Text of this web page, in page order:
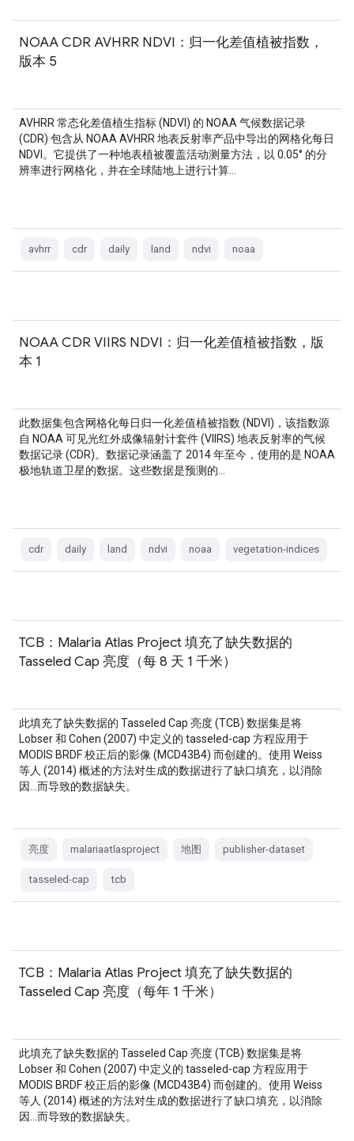
NOAA CDR AVHRR NDVI：归一化差值植被指数，
版本 5
AVHRR 常态化差值植生指标 (NDVI) 的 NOAA 气候数据记录
(CDR) 包含从 NOAA AVHRR 地表反射率产品中导出的网格化每日
NDVI。它提供了一种地表植被覆盖活动测量方法，以 0.05° 的分
辨率进行网格化，并在全球陆地上进行计算…
avhrr cdr daily land ndvi noaa
NOAA CDR VIIRS NDVI：归一化差值植被指数，版
本 1
此数据集包含网格化每日归一化差值植被指数 (NDVI)，该指数源
自 NOAA 可见光红外成像辐射计套件 (VIIRS) 地表反射率的气候
数据记录 (CDR)。数据记录涵盖了 2014 年至今，使用的是 NOAA
极地轨道卫星的数据。这些数据是预测的…
cdr daily land ndvi noaa vegetation-indices
TCB：Malaria Atlas Project 填充了缺失数据的
Tasseled Cap 亮度（每 8 天 1 千米）
此填充了缺失数据的 Tasseled Cap 亮度 (TCB) 数据集是将
Lobser 和 Cohen (2007) 中定义的 tasseled-cap 方程应用于
MODIS BRDF 校正后的影像 (MCD43B4) 而创建的。使用 Weiss
等人 (2014) 概述的方法对生成的数据进行了缺口填充，以消除
因…而导致的数据缺失。
亮度 malariaatlasproject 地图 publisher-dataset
tasseled-cap tcb
TCB：Malaria Atlas Project 填充了缺失数据的
Tasseled Cap 亮度（每年 1 千米）
此填充了缺失数据的 Tasseled Cap 亮度 (TCB) 数据集是将
Lobser 和 Cohen (2007) 中定义的 tasseled-cap 方程应用于
MODIS BRDF 校正后的影像 (MCD43B4) 而创建的。使用 Weiss
等人 (2014) 概述的方法对生成的数据进行了缺口填充，以消除
因…而导致的数据缺失。